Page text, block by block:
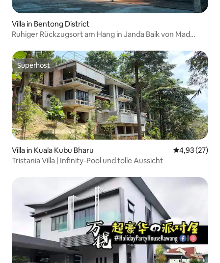
Villa in Bentong District
Ruhiger Rückzugsort am Hang in Janda Baik von Mad
Superhost
Superhost
Villa in Kuala Kubu Bharu
4,93 (27)
Tristania Villa | Infinity-Pool und tolle Aussicht